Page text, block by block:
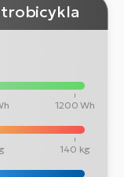
1200 Wh
140 kg